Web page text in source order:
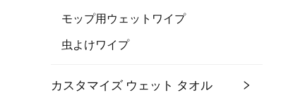
モップ用ウェットワイプ
虫よけワイプ
カスタマイズ ウェット タオル